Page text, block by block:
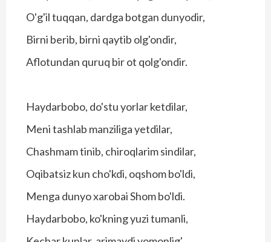
O'g'il tuqqan, dardga botgan dunyodir,
Birni berib, birni qaytib olg'ondir,
Aflotundan quruq bir ot qolg'ondir.
Haydarbobo, do'stu yorlar ketdilar,
Meni tashlab manziliga yetdilar,
Chashmam tinib, chiroqlarim sindilar,
Oqibatsiz kun cho'kdi, oqshom bo'ldi,
Menga dunyo xarobai Shom bo'ldi.
Haydarbobo, ko'kning yuzi tumanli,